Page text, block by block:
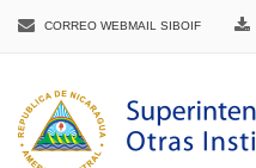
CORREO WEBMAIL SIBOIF